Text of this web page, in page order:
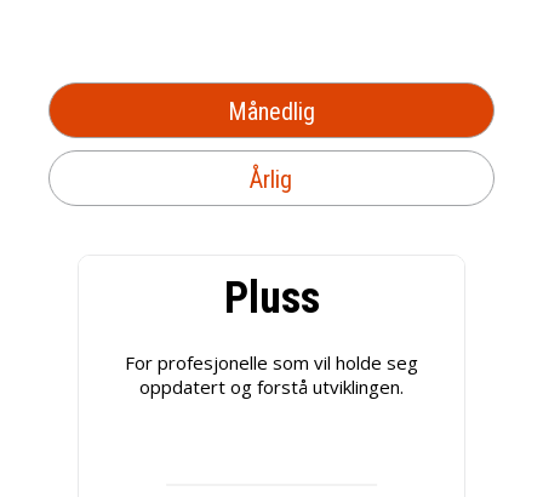
Månedlig
Årlig
Pluss
For profesjonelle som vil holde seg
oppdatert og forstå utviklingen.